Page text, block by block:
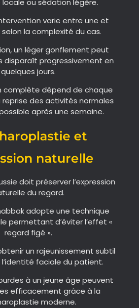
ou sédation légère.
varie entre une et
la complexité du cas.
un léger gonflement peut
disparaît progressivement en
quelques jours.
complète dépend de chaque
des activités normales
après une semaine.
et
naturelle
doit préserver l’expression
du regard.
adopte une technique
permettant d’éviter l’effet «
regard figé ».
un rajeunissement subtil
faciale du patient.
à un jeune âge peuvent
efficacement grâce à la
moderne.